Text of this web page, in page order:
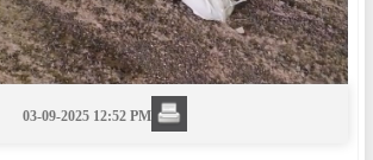
03-09-2025 12:52 PM